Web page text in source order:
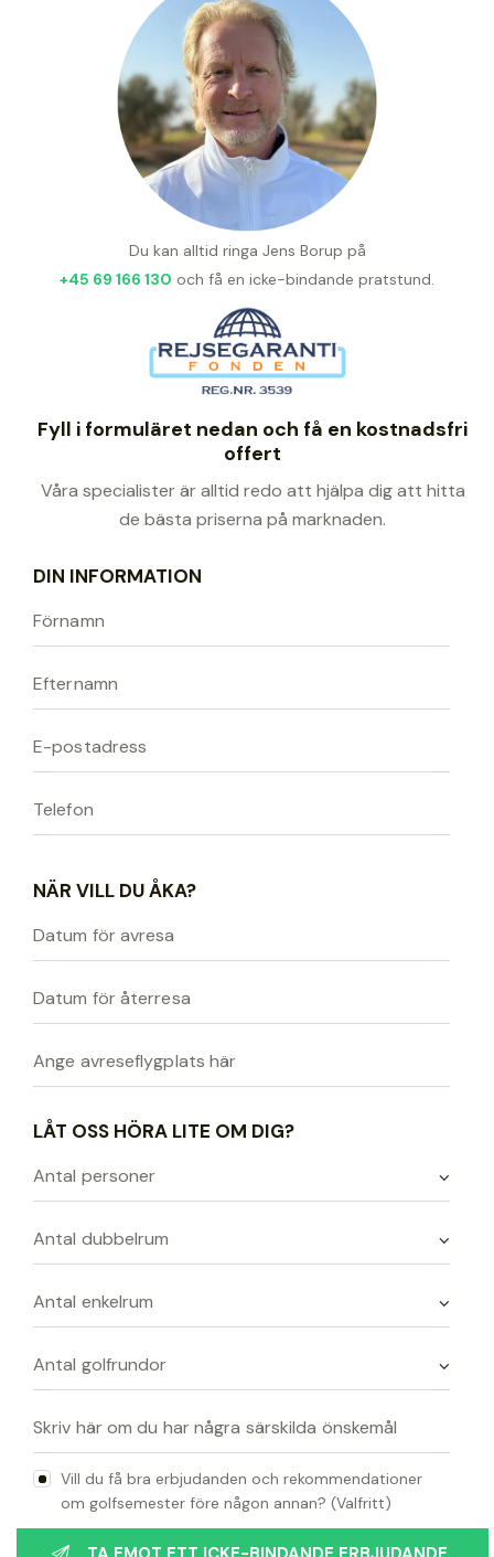
Du kan alltid ringa Jens Borup på
+45 69 166 130 och få en icke-bindande pratstund.
Fyll i formuläret nedan och få en kostnadsfri
offert
Våra specialister är alltid redo att hjälpa dig att hitta
de bästa priserna på marknaden.
DIN INFORMATION
NÄR VILL DU ÅKA?
LÅT OSS HÖRA LITE OM DIG?
Vill du få bra erbjudanden och rekommendationer
om golfsemester före någon annan? (Valfritt)